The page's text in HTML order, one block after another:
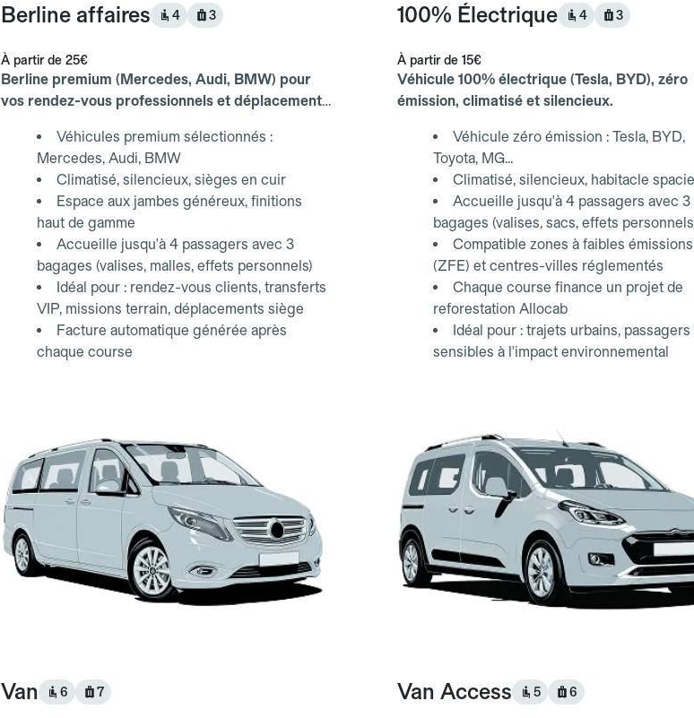
Berline affaires 4 3
À partir de 25€
Berline premium (Mercedes, Audi, BMW) pour
vos rendez-vous professionnels et déplacements
Véhicules premium sélectionnés :
Mercedes, Audi, BMW
Climatisé, silencieux, sièges en cuir
Espace aux jambes généreux, finitions
haut de gamme
Accueille jusqu'à 4 passagers avec 3
bagages (valises, malles, effets personnels)
Idéal pour : rendez-vous clients, transferts
VIP, missions terrain, déplacements siège
Facture automatique générée après
chaque course
100% Électrique 4 3
À partir de 15€
Véhicule 100% électrique (Tesla, BYD), zéro
émission, climatisé et silencieux.
Véhicule zéro émission : Tesla, BYD,
Toyota, MG...
Climatisé, silencieux, habitacle
Accueille jusqu'à 4 passagers avec 3
bagages (valises, sacs, effets
Compatible zones à faibles émissions
(ZFE) et centres-villes réglementés
Chaque course finance un projet de
reforestation Allocab
Idéal pour : trajets urbains, passagers
sensibles à l'impact environnemental
Van 6 7 Van Access 5 6